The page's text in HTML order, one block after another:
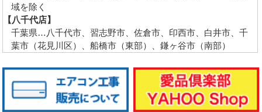
域を除く
【八千代店】
千葉県…八千代市、習志野市、佐倉市、印西市、白井市、千
葉市（花見川区）、船橋市（東部）、鎌ヶ谷市（南部）